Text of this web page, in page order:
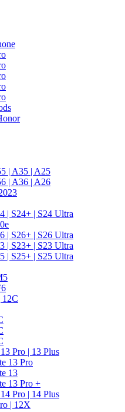
| A35 | A25
| A36 | A26
| S24+ | S24 Ultra
| S26+ | S26 Ultra
| S23+ | S23 Ultra
| S25+ | S25 Ultra
12C
Pro | 13 Plus
13 Pro
13
13 Pro +
Pro | 14 Plus
| 12X